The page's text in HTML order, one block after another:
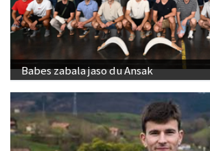
Babes zabala jaso du Ansak